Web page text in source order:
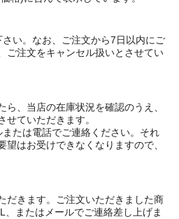
い。なお、ご注文から7日以内にご
ご注文をキャンセル扱いとさせてい
ら、当店の在庫状況を確認のうえ、
せていただきます。
たは電話でご連絡ください。それ
望はお受けできなくなりますので、
だきます。ご注文いただきました商
、またはメールでご連絡差し上げま